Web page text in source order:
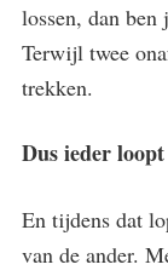
lossen, dan
Terwijl twee
trekken.
Dus ieder
En tijdens dat
van de ander.